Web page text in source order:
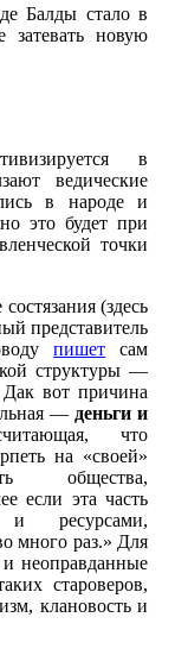
Балды стало в
затевать новую
в
ведические
в народе и
это будет при
точки
(здесь
представитель
пишет сам
структуры —
вот причина
— деньги и
что
на «своей»
общества,
если эта часть
и ресурсами,
много раз.» Для
неоправданные
староверов,
клановость и